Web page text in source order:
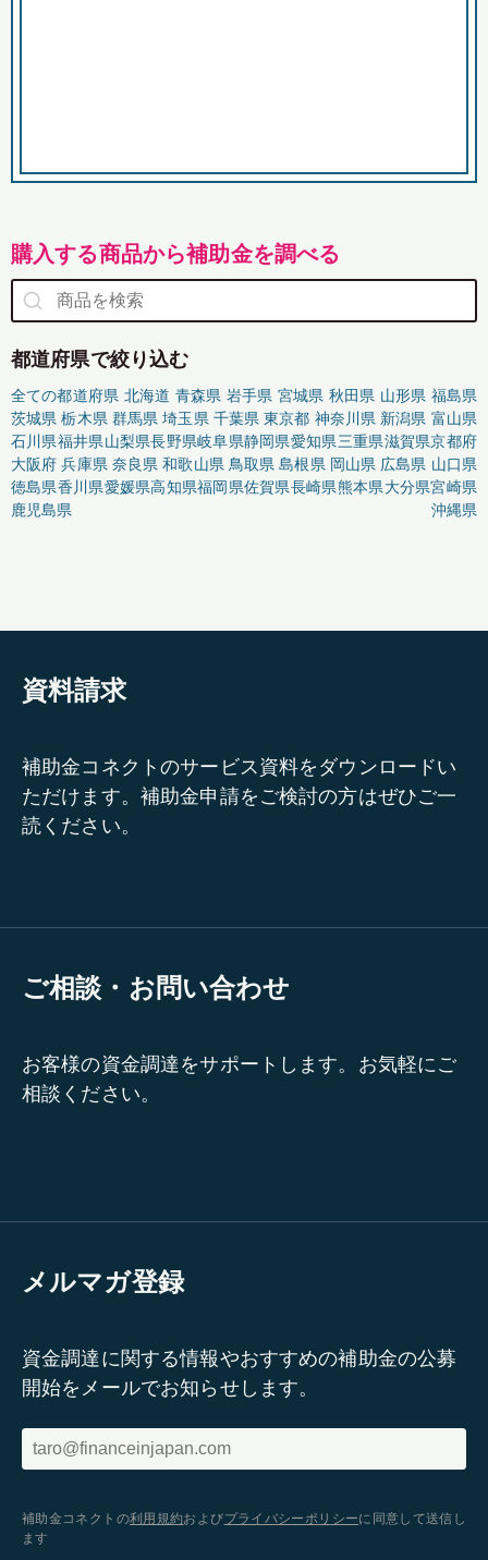
購入する商品から補助金を調べる
都道府県で絞り込む
全ての都道府県 北海道 青森県 岩手県 宮城県 秋田県 山形県 福島県
茨城県 栃木県 群馬県 埼玉県 千葉県 東京都 神奈川県 新潟県 富山県
石川県福井県山梨県長野県岐阜県静岡県愛知県三重県滋賀県京都府
大阪府 兵庫県 奈良県 和歌山県 鳥取県 島根県 岡山県 広島県 山口県
徳島県香川県愛媛県高知県福岡県佐賀県長崎県熊本県大分県宮崎県
鹿児島県
沖縄県
資料請求
補助金コネクトのサービス資料をダウンロードい
ただけます。補助金申請をご検討の方はぜひご一
読ください。
ご相談・お問い合わせ
お客様の資金調達をサポートします。お気軽にご
相談ください。
メルマガ登録
資金調達に関する情報やおすすめの補助金の公募
開始をメールでお知らせします。
補助金コネクトの利用規約およびプライバシーポリシーに同意して送信し
ます